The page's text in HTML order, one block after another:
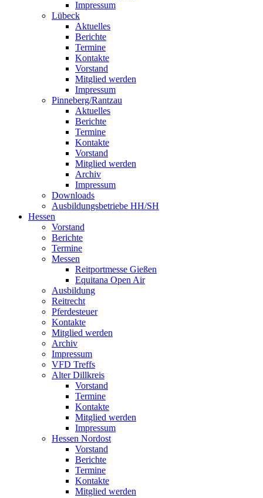
Impressum
Lübeck
Aktuelles
Berichte
Termine
Kontakte
Vorstand
Mitglied werden
Impressum
Pinneberg/Rantzau
Aktuelles
Berichte
Termine
Kontakte
Vorstand
Mitglied werden
Archiv
Impressum
Downloads
Ausbildungsbetriebe HH/SH
Hessen
Vorstand
Berichte
Termine
Messen
Reitportmesse Gießen
Equitana Open Air
Ausbildung
Reitrecht
Pferdesteuer
Kontakte
Mitglied werden
Archiv
Impressum
VFD Treffs
Alter Dillkreis
Vorstand
Termine
Kontakte
Mitglied werden
Impressum
Hessen Nordost
Vorstand
Berichte
Termine
Kontakte
Mitglied werden